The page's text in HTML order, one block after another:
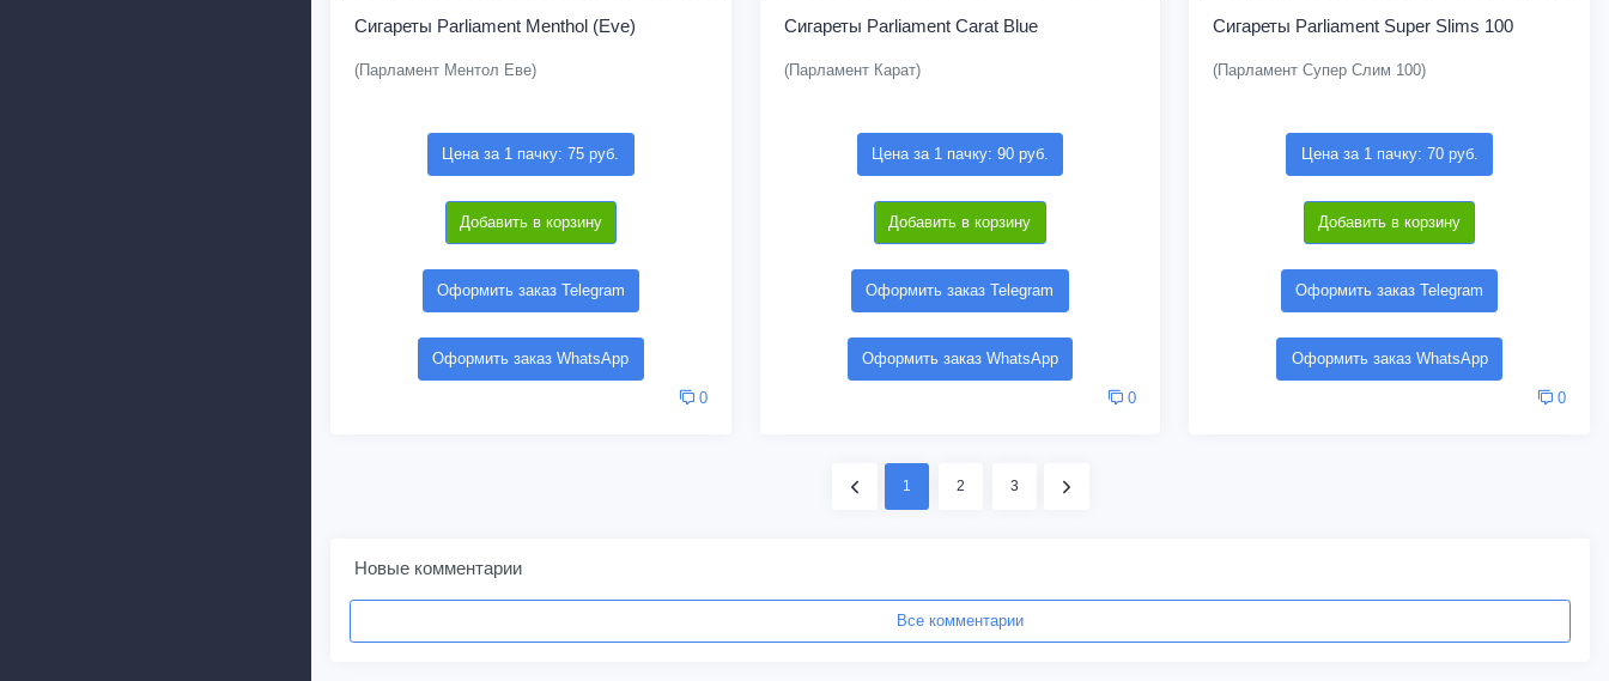
Сигареты Parliament Menthol (Eve)
(Парламент Ментол Еве)
Цена за 1 пачку: 75 руб.
Добавить в корзину
Оформить заказ Telegram
Оформить заказ WhatsApp
0
Сигареты Parliament Carat Blue
(Парламент Карат)
Цена за 1 пачку: 90 руб.
Добавить в корзину
Оформить заказ Telegram
Оформить заказ WhatsApp
0
Сигареты Parliament Super Slims 100
(Парламент Супер Слим 100)
Цена за 1 пачку: 70 руб.
Добавить в корзину
Оформить заказ Telegram
Оформить заказ WhatsApp
0
1 2 3
Новые комментарии
Все комментарии